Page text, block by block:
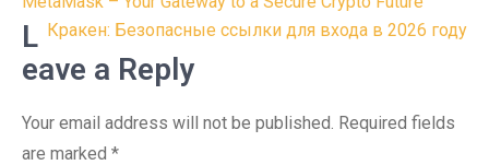
navigation
Кракен: Безопасные ссылки для входа в 2026 году
L
eave a Reply
Your email address will not be published. Required fields
are marked *